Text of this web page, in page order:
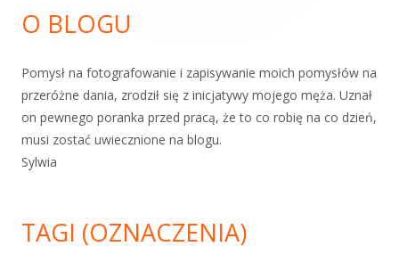
O BLOGU
Pomysł na fotografowanie i zapisywanie moich pomysłów na
przeróżne dania, zrodził się z inicjatywy mojego męża. Uznał
on pewnego poranka przed pracą, że to co robię na co dzień,
musi zostać uwiecznione na blogu.
Sylwia
TAGI (OZNACZENIA)